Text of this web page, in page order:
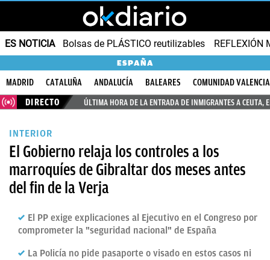
ES NOTICIA Bolsas de PLÁSTICO reutilizables REFLEXIÓN
ESPAÑA
MADRID CATALUÑA ANDALUCÍA BALEARES
COMUNIDAD
DIRECTO
ÚLTIMA HORA DE LA ENTRADA DE INMIGRANTES A CEUTA,
INTERIOR
El Gobierno relaja los controles a los
marroquíes de Gibraltar dos meses antes
del fin de la Verja
El PP exige explicaciones al Ejecutivo en el Congreso por
comprometer la "seguridad nacional" de España
La Policía no pide pasaporte o visado en estos casos ni